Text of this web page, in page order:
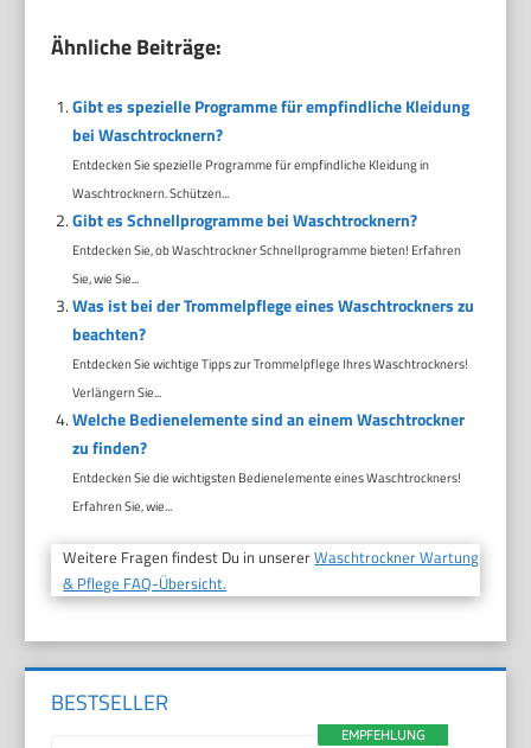
Ähnliche Beiträge:
Gibt es spezielle Programme für empfindliche Kleidung
bei Waschtrocknern?
Entdecken Sie spezielle Programme für empfindliche Kleidung in
Waschtrocknern. Schützen...
Gibt es Schnellprogramme bei Waschtrocknern?
Entdecken Sie, ob Waschtrockner Schnellprogramme bieten! Erfahren
Sie, wie Sie...
Was ist bei der Trommelpflege eines Waschtrockners zu
beachten?
Entdecken Sie wichtige Tipps zur Trommelpflege Ihres Waschtrockners!
Verlängern Sie...
Welche Bedienelemente sind an einem Waschtrockner
zu finden?
Entdecken Sie die wichtigsten Bedienelemente eines Waschtrockners!
Erfahren Sie, wie...
Weitere Fragen findest Du in unsererWaschtrockner Wartung
& Pflege FAQ-Übersicht.
BESTSELLER
EMPFEHLUNG